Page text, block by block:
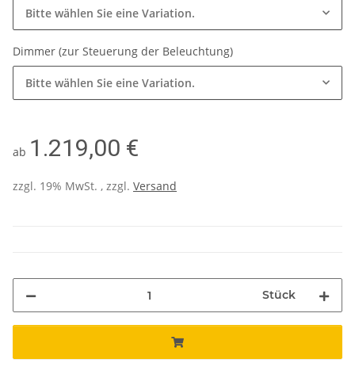
Bitte wählen Sie eine Variation.
Dimmer (zur Steuerung der Beleuchtung)
Bitte wählen Sie eine Variation.
ab 1.219,00 €
zzgl. 19% MwSt. , zzgl. Versand
Stück